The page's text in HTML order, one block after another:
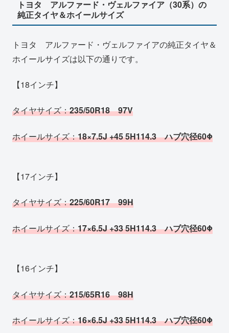
トヨタ アルファード・ヴェルファイア（30系）の
純正タイヤ＆ホイールサイズ
トヨタ アルファード・ヴェルファイアの純正タイヤ＆
ホイールサイズは以下の通りです。
【18インチ】
タイヤサイズ：235/50R18 97V
ホイールサイズ：18×7.5J +45 5H114.3 ハブ穴径60Φ
【17インチ】
タイヤサイズ：225/60R17 99H
ホイールサイズ：17×6.5J +33 5H114.3 ハブ穴径60Φ
【16インチ】
タイヤサイズ：215/65R16 98H
ホイールサイズ：16×6.5J +33 5H114.3 ハブ穴径60Φ